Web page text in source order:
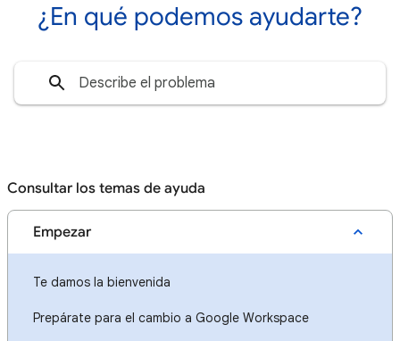
¿En qué podemos ayudarte?
Consultar los temas de ayuda
Empezar
Te damos la bienvenida
Prepárate para el cambio a Google Workspace